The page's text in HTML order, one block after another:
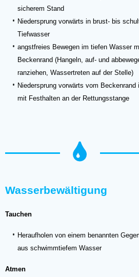
sicherem Stand
Niedersprung vorwärts in brust- bis
Tiefwasser
angstfreies Bewegen im tiefen Wasser
Beckenrand (Hangeln, auf- und
ranziehen, Wassertreten auf der Stelle)
Niedersprung vorwärts vom
mit Festhalten an der Rettungsstange
Wasserbewältigung
Tauchen
Heraufholen von einem benannten
aus schwimmtiefem Wasser
Atmen